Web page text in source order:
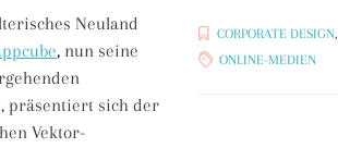
CORPORATE DESIGN,
ONLINE-MEDIEN
Neuland
, nun seine
präsentiert sich der
Vektor-